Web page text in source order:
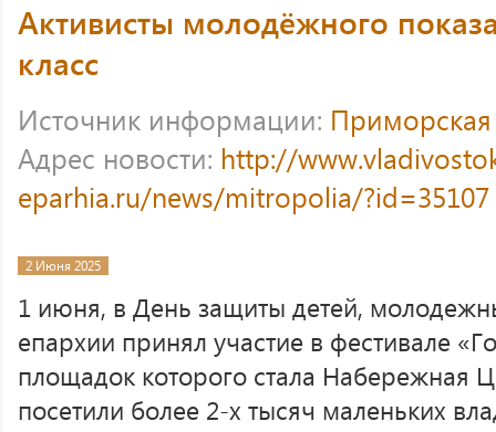
Активисты молодёжного
класс
Источник информации:
Адрес новости: http://
eparhia.ru/news/mitropolia/?id=35107
2 Июня 2025
1 июня, в День защиты детей,
епархии принял участие в фестивале
площадок которого стала Набережная
посетили более 2-х тысяч маленьких